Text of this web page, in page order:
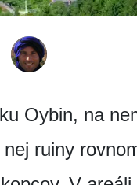
Oybin, na
ruiny